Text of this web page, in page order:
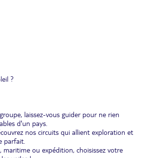
?
laissez-vous guider pour ne rien
d'un pays.
nos circuits qui allient exploration et
parfait.
maritime ou expédition, choisissez votre